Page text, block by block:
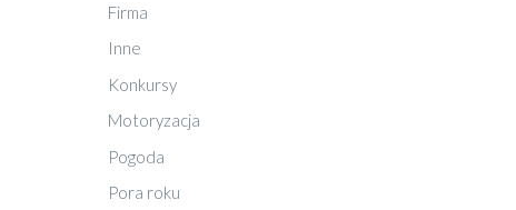
Firma
Inne
Konkursy
Motoryzacja
Pogoda
Pora roku